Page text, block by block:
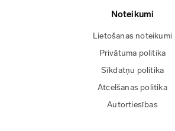
Noteikumi
Lietošanas noteikumi
Privātuma politika
Sīkdatņu politika
Atcelšanas politika
Autortiesības